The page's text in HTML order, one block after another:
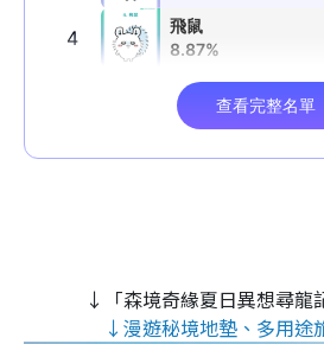
↓「森境奇緣夏日異想尋龍
↓漫遊秘境地墊、多用途